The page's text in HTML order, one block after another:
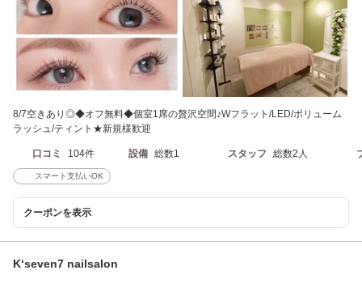
8/7空きあり◎◆オフ無料◆個室1席の贅沢空間♪Wフラット/LED/ボリューム
ラッシュ/ティント★新規様歓迎
口コミ 104件 設備 総数1 スタッフ 総数2人
スマート支払いOK
クーポンを表示
K‘seven7 nailsalon